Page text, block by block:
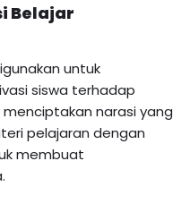
Belajar
untuk
siswa terhadap
narasi yang
pelajaran dengan
membuat